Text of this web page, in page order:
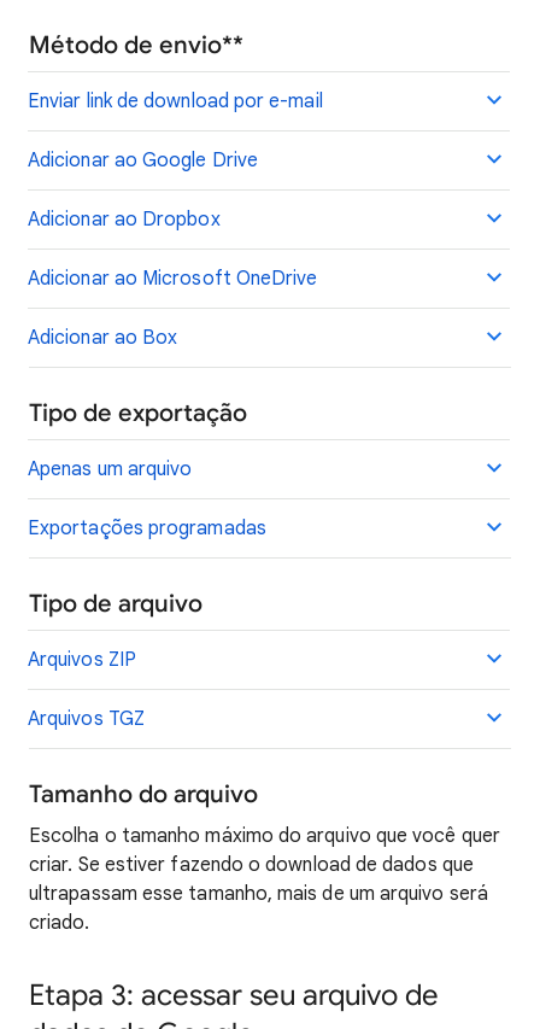
Método de envio**
Enviar link de download por e-mail
Adicionar ao Google Drive
Adicionar ao Dropbox
Adicionar ao Microsoft OneDrive
Adicionar ao Box
Tipo de exportação
Apenas um arquivo
Exportações programadas
Tipo de arquivo
Arquivos ZIP
Arquivos TGZ
Tamanho do arquivo
Escolha o tamanho máximo do arquivo que você quer
criar. Se estiver fazendo o download de dados que
ultrapassam esse tamanho, mais de um arquivo será
criado.
Etapa 3: acessar seu arquivo de